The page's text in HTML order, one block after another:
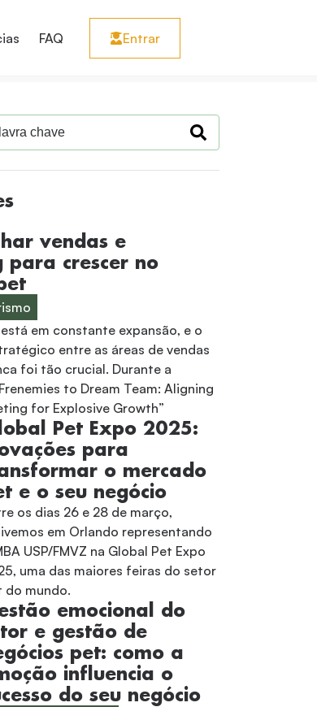
FAQ Entrar
vendas e
para crescer no
em constante expansão, e o
entre as áreas de vendas
foi tão crucial. Durante a
to Dream Team: Aligning
for Explosive Growth”
Pet Expo 2025:
para
o mercado
e o seu negócio
os dias 26 e 28 de março,
em Orlando representando
USP/FMVZ na Global Pet Expo
uma das maiores feiras do setor
do mundo.
emocional do
e gestão de
pet: como a
influencia o
do seu negócio